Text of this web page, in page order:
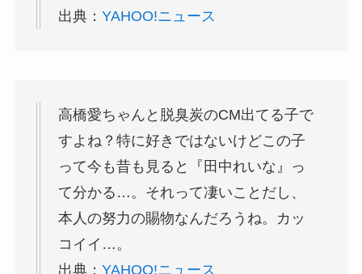
出典： YAHOO!ニュース
高橋愛ちゃんと脱臭炭のCM出てる子で
すよね？特に好きではないけどこの子
って今も昔も見ると『田中れいな』っ
て分かる…。それって凄いことだし、
本人の努力の賜物なんだろうね。カッ
コイイ…。
出典： YAHOO!ニュース